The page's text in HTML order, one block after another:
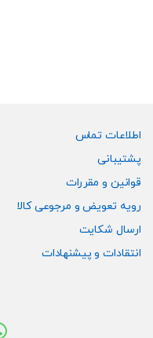
اطلاعات تماس
پشتیبانی
قوانین و مقررات
رویه تعویض و مرجوعی کالا
ارسال شکایت
انتقادات و پیشنهادات